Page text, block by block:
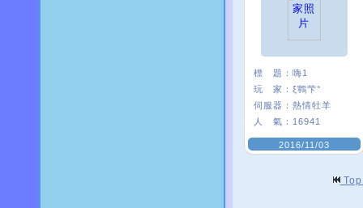
標 題： 嗨1
玩 家： ξ鸋芐°
伺服器： 熱情牡羊
人 氣： 16941
2016/11/03